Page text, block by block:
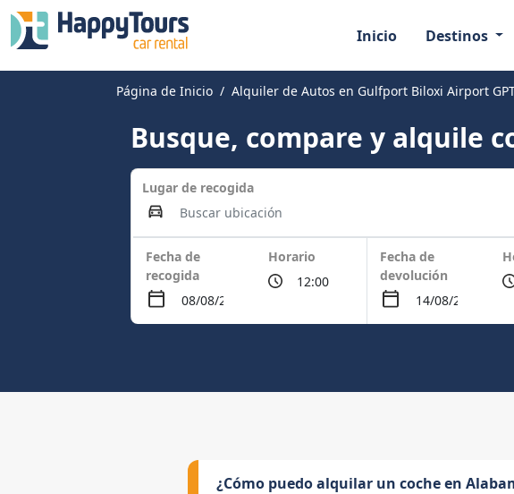
Inicio Destinos
Página de Inicio Alquiler de Autos en Gulfport Biloxi Airport
Busque, compare y alquile
Lugar de recogida
Fecha de
recogida
Horario
Fecha de
devolución
¿Cómo puedo alquilar un coche en